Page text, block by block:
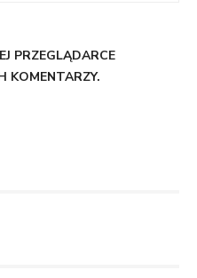
PRZEGLĄDARCE
KOMENTARZY.